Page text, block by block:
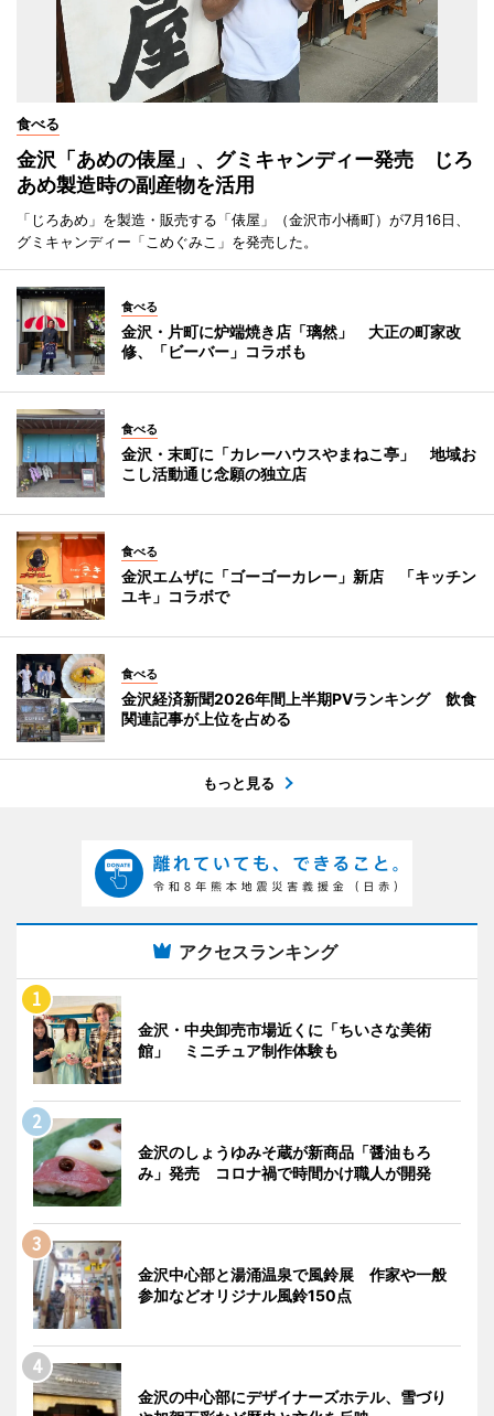
食べる
金沢「あめの俵屋」、グミキャンディー発売 じろ
あめ製造時の副産物を活用
「じろあめ」を製造・販売する「俵屋」（金沢市小橋町）が7月16日、
グミキャンディー「こめぐみこ」を発売した。
食べる
金沢・片町に炉端焼き店「璃然」 大正の町家改
修、「ビーバー」コラボも
食べる
金沢・末町に「カレーハウスやまねこ亭」 地域お
こし活動通じ念願の独立店
食べる
金沢エムザに「ゴーゴーカレー」新店 「キッチン
ユキ」コラボで
食べる
金沢経済新聞2026年間上半期PVランキング 飲食
関連記事が上位を占める
もっと見る
アクセスランキング
金沢・中央卸売市場近くに「ちいさな美術
館」 ミニチュア制作体験も
金沢のしょうゆみそ蔵が新商品「醤油もろ
み」発売 コロナ禍で時間かけ職人が開発
金沢中心部と湯涌温泉で風鈴展 作家や一般
参加などオリジナル風鈴150点
金沢の中心部にデザイナーズホテル、雪づり